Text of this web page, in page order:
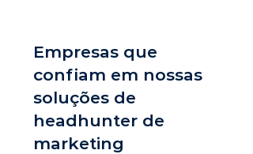
Empresas que
confiam em nossas
soluções de
headhunter de
marketing